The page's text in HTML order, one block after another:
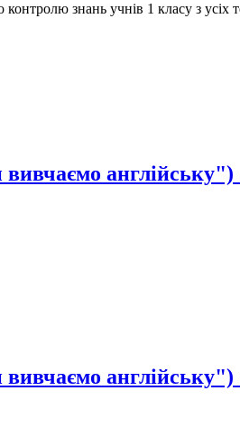
знань учнів 1 класу з